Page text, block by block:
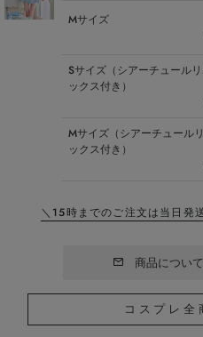
Mサイズ
Sサイズ（シアーチュール
ックス付き）
Mサイズ（シアーチュール
ックス付き）
＼15時までのご注文は当日発
商品につい
コスプレ全